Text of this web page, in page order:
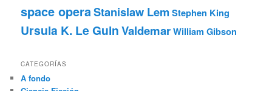
space operaStanislaw Lem Stephen King
Ursula K. Le GuinValdemarWilliam Gibson
CATEGORÍAS
A fondo